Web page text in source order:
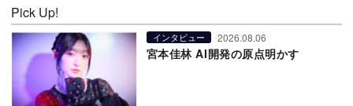
Pick Up!
インタビュー 2026.08.06
宮本佳林 AI開発の原点明かす